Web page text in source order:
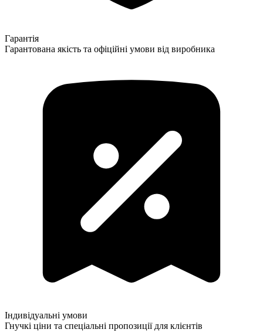
Гарантія
Гарантована якість та офіційні умови від виробника
Індивідуальні умови
Гнучкі ціни та спеціальні пропозиції для клієнтів